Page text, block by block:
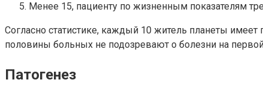
Менее 15, пациенту по жизненным показателям
Согласно статистике, каждый 10 житель планеты
половины больных не подозревают о болезни на
Патогенез